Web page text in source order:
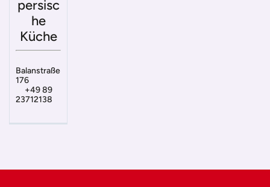
persisc
he
Küche
Balanstraße
176
+49 89
23712138